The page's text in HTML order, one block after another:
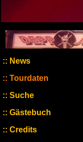
News
Tourdaten
Suche
Gästebuch
Credits